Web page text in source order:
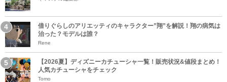
借りぐらしのアリエッティのキャラクター”翔”を解説！翔の病気は
治った？モデルは誰？
Rene
【2026夏】ディズニーカチューシャ一覧！販売状況&値段まとめ！
人気カチューシャをチェック
Tomo